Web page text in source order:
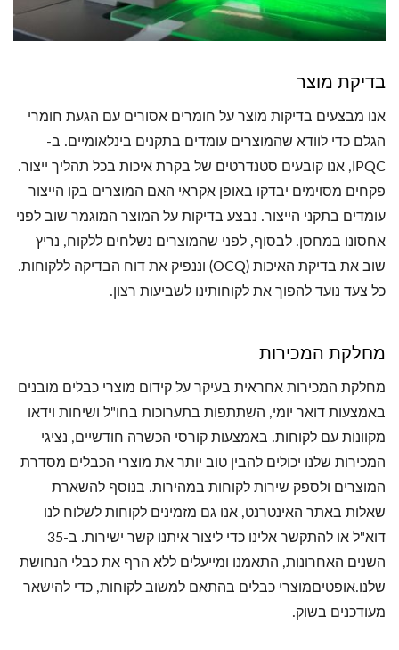
בדיקת מוצר
אנו מבצעים בדיקות מוצר על חומרים אסורים עם הגעת חומרי
הגלם כדי לוודא שהמוצרים עומדים בתקנים בינלאומיים. ב-
IPQC, אנו קובעים סטנדרטים של בקרת איכות בכל תהליך ייצור.
פקחים מסוימים יבדקו באופן אקראי האם המוצרים בקו הייצור
עומדים בתקני הייצור. נבצע בדיקות על המוצר המוגמר שוב לפני
אחסונו במחסן. לבסוף, לפני שהמוצרים נשלחים ללקוח, נריץ
שוב את בדיקת האיכות (OCQ) וננפיק את דוח הבדיקה ללקוחות.
כל צעד נועד להפוך את לקוחותינו לשביעות רצון.
מחלקת המכירות
מחלקת המכירות אחראית בעיקר על קידום מוצרי כבלים מובנים
באמצעות דואר יומי, השתתפות בתערוכות בחו"ל ושיחות וידאו
מקוונות עם לקוחות. באמצעות קורסי הכשרה חודשיים, נציגי
המכירות שלנו יכולים להבין טוב יותר את מוצרי הכבלים מסדרת
המוצרים ולספק שירות לקוחות במהירות. בנוסף להשארת
שאלות באתר האינטרנט, אנו גם מזמינים לקוחות לשלוח לנו
דוא"ל או להתקשר אלינו כדי ליצור איתנו קשר ישירות. ב-35
השנים האחרונות, התאמנו ומייעלים ללא הרף את כבלי הנחושת
שלנו.אופטיםמוצרי כבלים בהתאם למשוב לקוחות, כדי להישאר
מעודכנים בשוק.